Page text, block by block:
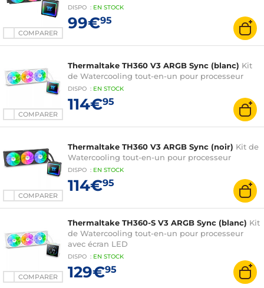
COMPARER
DISPO : EN STOCK
99€95
COMPARER
Thermaltake TH360 V3 ARGB Sync (blanc) Kit
de Watercooling tout-en-un pour processeur
DISPO : EN STOCK
114€95
COMPARER
Thermaltake TH360 V3 ARGB Sync (noir) Kit de
Watercooling tout-en-un pour processeur
DISPO : EN STOCK
114€95
COMPARER
Thermaltake TH360-S V3 ARGB Sync (blanc) Kit
de Watercooling tout-en-un pour processeur
avec écran LED
DISPO : EN STOCK
129€95